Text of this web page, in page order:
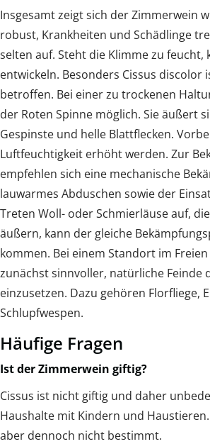
Insgesamt zeigt sich der Zimmerwein
robust, Krankheiten und Schädlinge
selten auf. Steht die Klimme zu feucht,
entwickeln. Besonders Cissus discolor
betroffen. Bei einer zu trockenen
der Roten Spinne möglich. Sie äußert
Gespinste und helle Blattflecken.
Luftfeuchtigkeit erhöht werden. Zur
empfehlen sich eine mechanische
lauwarmes Abduschen sowie der
Treten Woll- oder Schmierläuse auf,
äußern, kann der gleiche
kommen. Bei einem Standort im
zunächst sinnvoller, natürliche Feinde
einzusetzen. Dazu gehören Florfliege,
Schlupfwespen.
Häufige Fragen
Ist der Zimmerwein giftig?
Cissus ist nicht giftig und daher
Haushalte mit Kindern und
aber dennoch nicht bestimmt.